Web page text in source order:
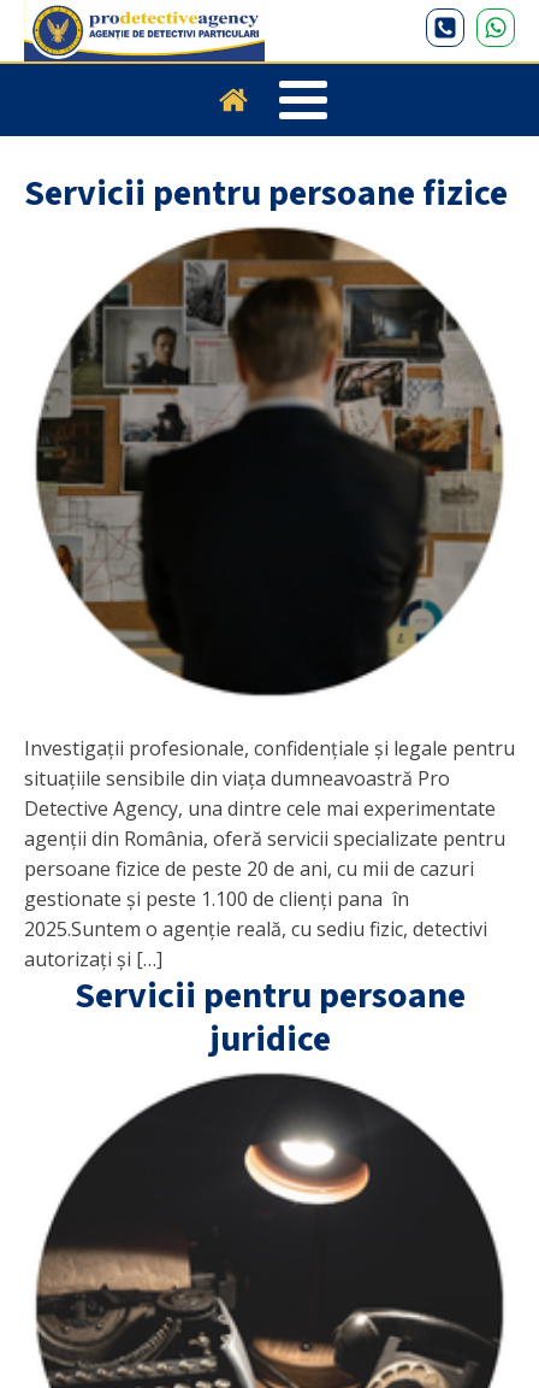
Servicii pentru persoane fizice
Investigații profesionale, confidențiale și legale pentru
situațiile sensibile din viața dumneavoastră Pro
Detective Agency, una dintre cele mai experimentate
agenții din România, oferă servicii specializate pentru
persoane fizice de peste 20 de ani, cu mii de cazuri
gestionate și peste 1.100 de clienți pana în
2025.Suntem o agenție reală, cu sediu fizic, detectivi
autorizați și […]
Servicii pentru persoane
juridice